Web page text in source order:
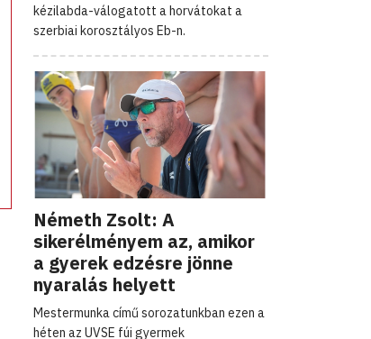
kézilabda-válogatott a horvátokat a
szerbiai korosztályos Eb-n.
Németh Zsolt: A
sikerélményem az, amikor
a gyerek edzésre jönne
nyaralás helyett
Mestermunka című sorozatunkban ezen a
héten az UVSE fúi gyermek